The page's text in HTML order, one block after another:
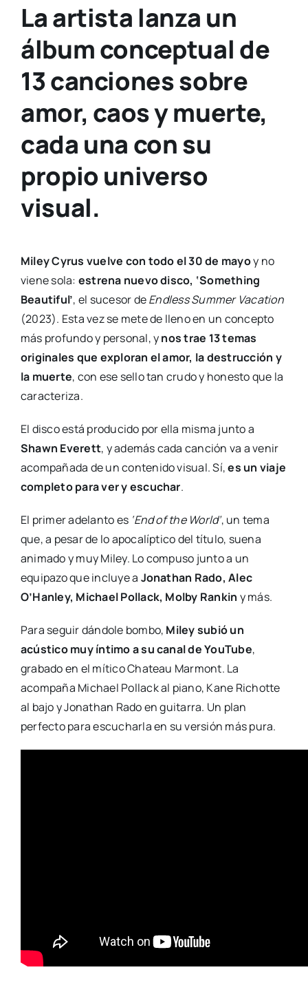
La artista lanza un
álbum conceptual de
13 canciones sobre
amor, caos y muerte,
cada una con su
propio universo
visual.
Miley Cyrus vuelve con todo el 30 de mayoy no
viene sola: estrena nuevo disco, ‘Something
Beautiful’, el sucesor deEndless Summer Vacation
(2023). Esta vez se mete de lleno en un concepto
más profundo y personal, ynos trae 13 temas
originales que exploran el amor, la destrucción y
la muerte, con ese sello tan crudo y honesto que la
caracteriza.
El disco está producido por ella misma junto a
Shawn Everett, y además cada canción va a venir
acompañada de un contenido visual. Sí,es un viaje
completo para ver y escuchar.
El primer adelanto es ‘End of the World’, un tema
que, a pesar de lo apocalíptico del título, suena
animado y muy Miley. Lo compuso junto a un
equipazo que incluye a Jonathan Rado, Alec
O’Hanley, Michael Pollack, Molby Rankin y más.
Para seguir dándole bombo, Miley subió un
acústico muy íntimo a su canal de YouTube,
grabado en el mítico Chateau Marmont. La
acompaña Michael Pollack al piano, Kane Richotte
al bajo y Jonathan Rado en guitarra. Un plan
perfecto para escucharla en su versión más pura.